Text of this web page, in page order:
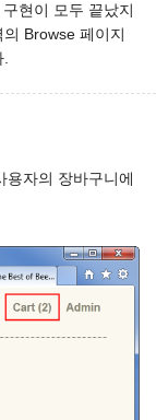
현이 모두 끝났지
Browse 페이지
.
용자의 장바구니에